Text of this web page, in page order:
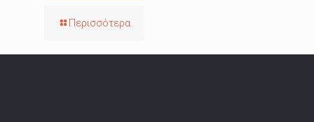
Περισσότερα